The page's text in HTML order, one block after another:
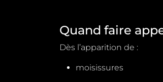
Quand faire
Dès l’apparition de :
moisissures